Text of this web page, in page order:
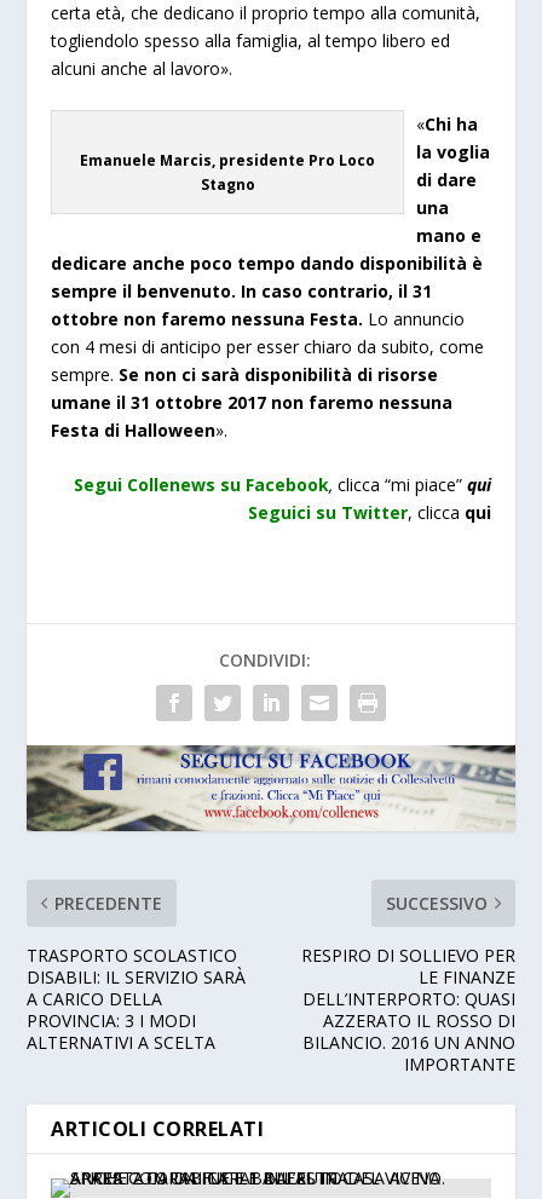
certa età, che dedicano il proprio tempo alla comunità,
togliendolo spesso alla famiglia, al tempo libero ed
alcuni anche al lavoro».
Emanuele Marcis, presidente Pro Loco
Stagno
«Chi ha
la voglia
di dare
una
mano e
dedicare anche poco tempo dando disponibilità è
sempre il benvenuto. In caso contrario, il 31
ottobre non faremo nessuna Festa. Lo annuncio
con 4 mesi di anticipo per esser chiaro da subito, come
sempre. Se non ci sarà disponibilità di risorse
umane il 31 ottobre 2017 non faremo nessuna
Festa di Halloween».
Segui Collenews su Facebook, clicca “mi piace” qui
Seguici su Twitter, clicca qui
CONDIVIDI:
PRECEDENTE
TRASPORTO SCOLASTICO
DISABILI: IL SERVIZIO SARÀ
A CARICO DELLA
PROVINCIA: 3 I MODI
ALTERNATIVI A SCELTA
SUCCESSIVO
RESPIRO DI SOLLIEVO PER
LE FINANZE
DELL’INTERPORTO: QUASI
AZZERATO IL ROSSO DI
BILANCIO. 2016 UN ANNO
IMPORTANTE
ARTICOLI CORRELATI